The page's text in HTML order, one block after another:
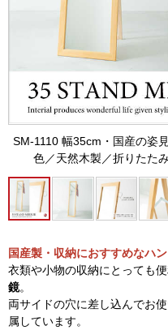
SM-1110 幅35cm・国産の姿
色／天然木製／折りたた
国産製・収納におすすめなハ
衣類や小物の収納にとっても
鏡。
両サイドの穴に差し込んでお
属しています。